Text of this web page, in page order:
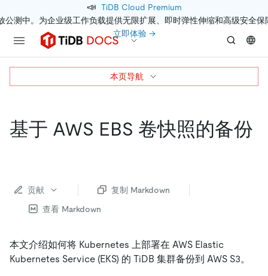
📣 TiDB Cloud Premium
公测中。为企业级工作负载提供无限扩展、即时弹性伸缩和高级安全保
立即体验 →
基于 AWS EBS 卷快照的备份
贡献
复制 Markdown
查看 Markdown
本文介绍如何将 Kubernetes 上部署在 AWS Elastic
Kubernetes Service (EKS) 的 TiDB 集群备份到 AWS S3。
本页导航